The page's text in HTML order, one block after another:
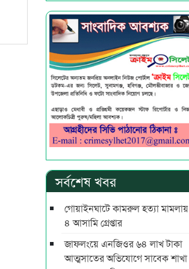
সর্বশেষ খবর
গোয়াইনঘাটে কামরুল হত্যা মামলায়
৪ আসামি গ্রেপ্তার
জাফলংয়ে এনজিওর ৬৪ লাখ টাকা
আত্মসাতের অভিযোগে সাবেক শাখা